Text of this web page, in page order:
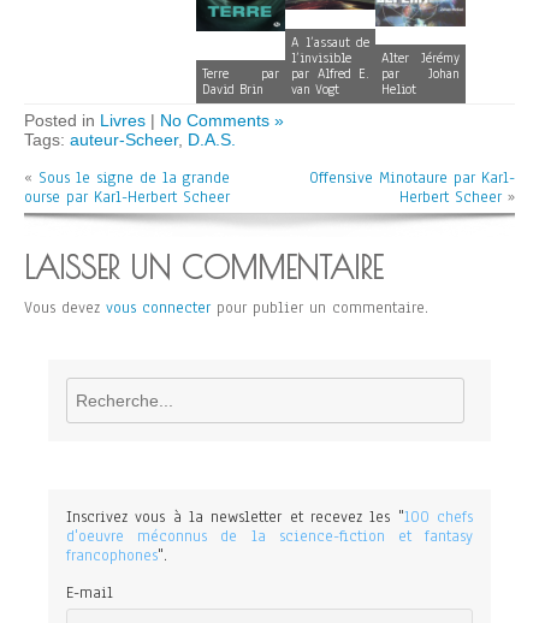
Terre par
David Brin
A l’assaut de
l’invisible
par Alfred E.
van Vogt
Alter Jérémy
par Johan
Heliot
Posted in Livres | No Comments »
Tags: auteur-Scheer, D.A.S.
« Sous le signe de la grande
ourse par Karl-Herbert Scheer
Offensive Minotaure par Karl-
Herbert Scheer »
LAISSER UN COMMENTAIRE
Vous devez vous connecter pour publier un commentaire.
Rechercher
Inscrivez vous à la newsletter et recevez les "100 chefs
d'oeuvre méconnus de la science-fiction et fantasy
francophones".
E-mail